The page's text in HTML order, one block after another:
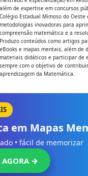
além de expertise em concursos
Colégio Estadual Mimoso do Oeste
metodologias inovadoras para
compreensão matemática e a
Produzo conteúdos como artigos
eBooks e mapas mentais, além de
materiais didáticos e participar de
sempre com o objetivo de
aprendizagem da Matemática.
em Mapas
• fácil de memorizar
AGORA →